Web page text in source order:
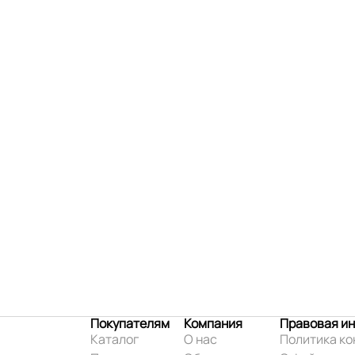
Покупателям
Каталог
Компания
О нас
Правовая
Политика